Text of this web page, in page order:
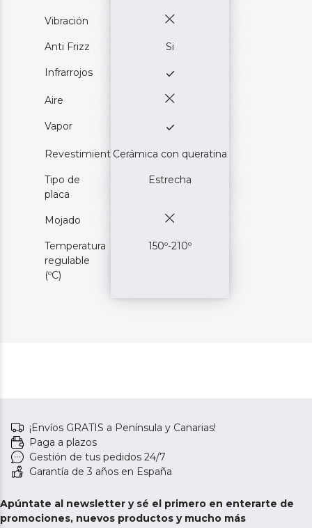
Vibración
Anti Frizz Si
Infrarrojos
Aire
Vapor
RevestimientoCerámica con queratina
Tipo de
placa
Estrecha
Mojado
Temperatura
regulable
(ºC)
150º-210º
¡Envíos GRATIS a Península y Canarias!
Paga a plazos
Gestión de tus pedidos 24/7
Garantía de 3 años en España
Apúntate al newsletter y sé el primero en enterarte de
promociones, nuevos productos y mucho más